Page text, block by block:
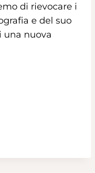
di rievocare i
e del suo
una nuova